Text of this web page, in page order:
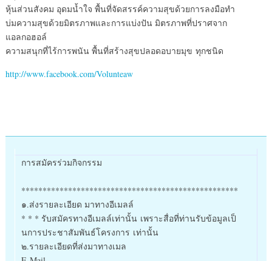
หุ้นส่วนสังคม อุดมน้ำใจ พื้นที่จัดสรรค์ความสุขด้วยการลงมือทำ
บ่มความสุขด้วยมิตรภาพและการแบ่งปัน มิตรภาพที่ปราศจาก
แอลกอฮอล์
ความสนุกที่ไร้การพนัน พื้นที่สร้างสุขปลอดอบายมุข ทุกชนิด
http://www.facebook.com/Volunteaw
การสมัครร่วมกิจกรรม
***************************************************
๑.ส่งรายละเอียด มาทางอีเมลล์
* * * รับสมัครทางอีเมลล์เท่านั้นเพราะสื่อที่ท่านรับข้อมูลเป็
นการประชาสัมพันธ์โครงการ เท่านั้น
๒.รายละเอียดที่ส่งมาทางเมล